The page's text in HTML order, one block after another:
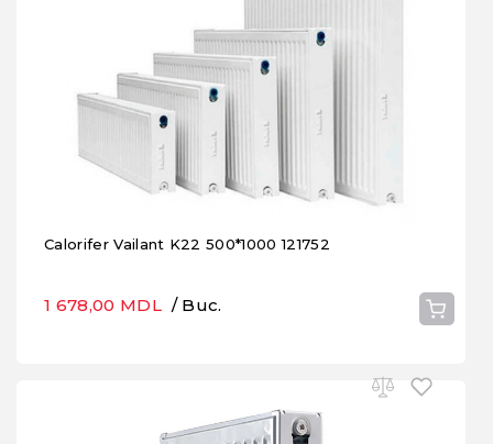
Calorifer Vailant K22 500*1000 121752
1 678,00 MDL / Buc.